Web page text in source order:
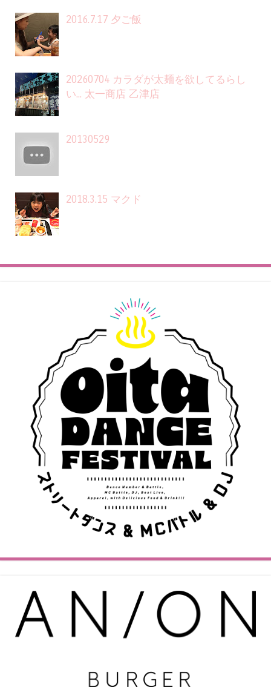
2016.7.17 夕ご飯
20260704 カラダが太麺を欲してるらし
い... 太一商店 乙津店
20130529
2018.3.15 マクド